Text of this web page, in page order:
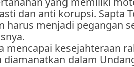
dan anti korupsi. Sapta
harus menjadi pegangan
mencapai kesejahteraan
diamanatkan dalam